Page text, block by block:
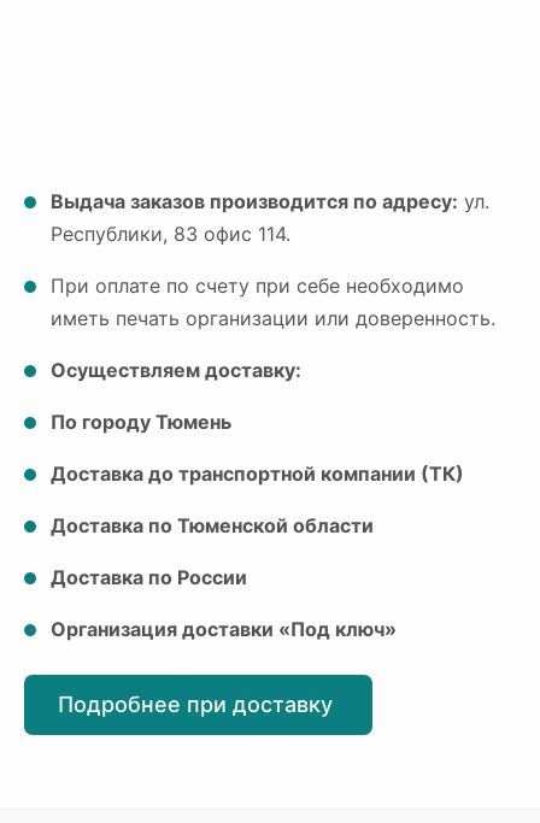
Выдача заказов производится по адресу: ул.
Республики, 83 офис 114.
При оплате по счету при себе необходимо
иметь печать организации или доверенность.
Осуществляем доставку:
По городу Тюмень
Доставка до транспортной компании (ТК)
Доставка по Тюменской области
Доставка по России
Организация доставки «Под ключ»
Подробнее при доставку